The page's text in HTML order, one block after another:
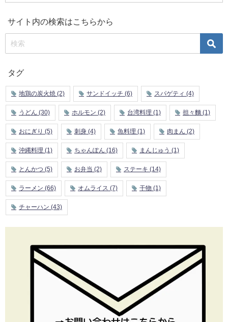
サイト内の検索はこちらから
タグ
地鶏の炭火焼 (2) サンドイッチ (6) スパゲティ (4)
うどん (30) ホルモン (2) 台湾料理 (1) 担々麵 (1)
おにぎり (5) 刺身 (4) 魚料理 (1) 肉まん (2)
沖縄料理 (1) ちゃんぽん (16) まんじゅう (1)
とんかつ (5) お弁当 (2) ステーキ (14)
ラーメン (66) オムライス (7) 干物 (1)
チャーハン (43)